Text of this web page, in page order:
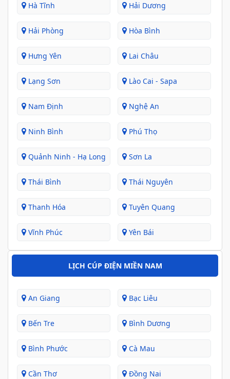
Hà Tĩnh Hải Dương
Hải Phòng Hòa Bình
Hưng Yên Lai Châu
Lạng Sơn Lào Cai - Sapa
Nam Định Nghệ An
Ninh Bình Phú Thọ
Quảnh Ninh - Hạ Long Sơn La
Thái Bình Thái Nguyên
Thanh Hóa Tuyên Quang
Vĩnh Phúc Yên Bái
LỊCH CÚP ĐIỆN MIỀN NAM
An Giang Bạc Liêu
Bến Tre Bình Dương
Bình Phước Cà Mau
Cần Thơ Đồng Nai